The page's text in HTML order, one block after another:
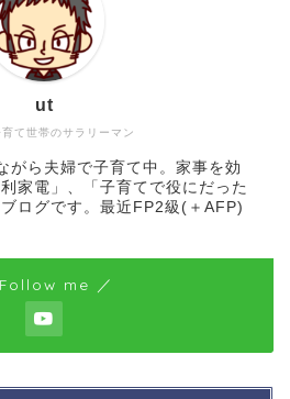
て世帯のサラリーマン
ut
がら夫婦で子育て中。家事を効
家電」、「子育てで役にだった
ログです。最近FP2級(＋AFP)
me ／